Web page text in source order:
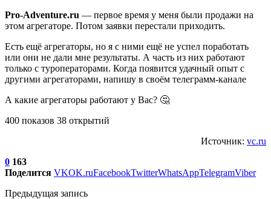
Pro-Adventure.ru — первое время у меня были продажи на
этом агрегаторе. Потом заявки перестали приходить.
Есть ещё агрегаторы, но я с ними ещё не успел поработать
или они не дали мне результаты. А часть из них работают
только с туроператорами. Когда появится удачный опыт с
другими агрегаторами, напишу в своём телеграмм-канале
А какие агрегаторы работают у Вас? 🤔
400 показов 38 открытий
Источник: vc.ru
0 163
Поделится VKOK.ruFacebookTwitterWhatsAppTelegramViber
Предыдущая запись